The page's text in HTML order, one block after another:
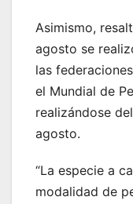
Asimismo,
agosto se
las
el Mundial de
realizándose
agosto.
“La especie a
modalidad de